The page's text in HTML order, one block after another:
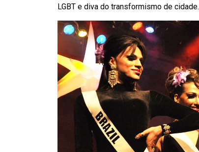
LGBT e diva do transformismo de cidade.